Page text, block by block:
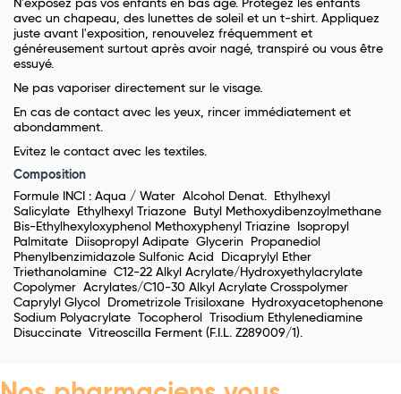
N'exposez pas vos enfants en bas âge. Protégez les enfants
avec un chapeau, des lunettes de soleil et un t-shirt. Appliquez
juste avant l'exposition, renouvelez fréquemment et
généreusement surtout après avoir nagé, transpiré ou vous être
essuyé.
Ne pas vaporiser directement sur le visage.
En cas de contact avec les yeux, rincer immédiatement et
abondamment.
Evitez le contact avec les textiles.
Composition
Formule INCI : Aqua / Water Alcohol Denat.
Ethylhexyl
Salicylate
Ethylhexyl Triazone
Butyl Methoxydibenzoylmethane
Bis-Ethylhexyloxyphenol Methoxyphenyl Triazine
Isopropyl
Palmitate
Diisopropyl Adipate Glycerin
Propanediol
Phenylbenzimidazole Sulfonic Acid
Dicaprylyl Ether
Triethanolamine C12-22 Alkyl Acrylate/Hydroxyethylacrylate
Copolymer Acrylates/C10-30 Alkyl Acrylate Crosspolymer
Caprylyl Glycol
Drometrizole Trisiloxane
Hydroxyacetophenone
Sodium Polyacrylate Tocopherol
Trisodium Ethylenediamine
Disuccinate Vitreoscilla Ferment (F.I.L. Z289009/1).